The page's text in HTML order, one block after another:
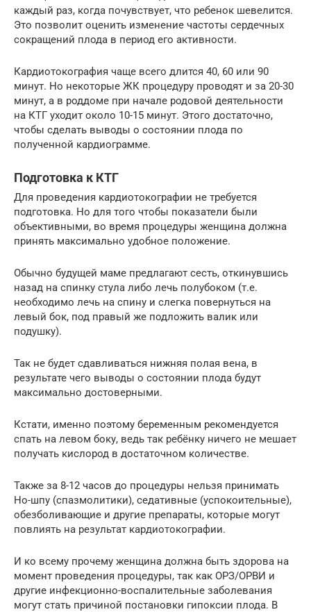
каждый раз, когда почувствует, что ребенок шевелится.
Это позволит оценить изменение частоты сердечных
сокращений плода в период его активности.
Кардиотокография чаще всего длится 40, 60 или 90
минут. Но некоторые ЖК процедуру проводят и за 20-30
минут, а в роддоме при начале родовой деятельности
на КТГ уходит около 10-15 минут. Этого достаточно,
чтобы сделать выводы о состоянии плода по
полученной кардиограмме.
Подготовка к КТГ
Для проведения кардиотокографии не требуется
подготовка. Но для того чтобы показатели были
объективными, во время процедуры женщина должна
принять максимально удобное положение.
Обычно будущей маме предлагают сесть, откинувшись
назад на спинку стула либо лечь полубоком (т.е.
необходимо лечь на спину и слегка повернуться на
левый бок, под правый же подложить валик или
подушку).
Так не будет сдавливаться нижняя полая вена, в
результате чего выводы о состоянии плода будут
максимально достоверными.
Кстати, именно поэтому беременным рекомендуется
спать на левом боку, ведь так ребёнку ничего не мешает
получать кислород в достаточном количестве.
Также за 8-12 часов до процедуры нельзя принимать
Но-шпу (спазмолитики), седативные (успокоительные),
обезболивающие и другие препараты, которые могут
повлиять на результат кардиотокографии.
И ко всему прочему женщина должна быть здорова на
момент проведения процедуры, так как ОРЗ/ОРВИ и
другие инфекционно-воспалительные заболевания
могут стать причиной постановки гипоксии плода. В